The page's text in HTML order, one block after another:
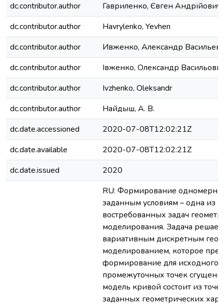
dc.contributor.author
Гавриленко, Євген Андрійович
dc.contributor.author
Havrylenko, Yevhen
dc.contributor.author
Ивженко, Александр
dc.contributor.author
Івженко, Олександр
dc.contributor.author
Ivzhenko, Oleksandr
dc.contributor.author
Найдыш, А. В.
dc.date.accessioned
2020-07-08T12:02:21Z
dc.date.available
2020-07-08T12:02:21Z
dc.date.issued
2020
RU: Формирование
заданным условиям – одна из
востребованных задач
моделирования. Задача
вариативным дискретным
моделированием, которое
формирование для исходного
промежуточных точек
модель кривой состоит из
заданных геометрических